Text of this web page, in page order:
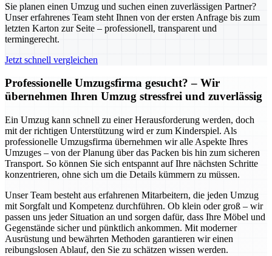
Sie planen einen Umzug und suchen einen zuverlässigen Partner?
Unser erfahrenes Team steht Ihnen von der ersten Anfrage bis zum
letzten Karton zur Seite – professionell, transparent und
termingerecht.
Jetzt schnell vergleichen
Professionelle Umzugsfirma gesucht? – Wir
übernehmen Ihren Umzug stressfrei und zuverlässig
Ein Umzug kann schnell zu einer Herausforderung werden, doch
mit der richtigen Unterstützung wird er zum Kinderspiel. Als
professionelle Umzugsfirma übernehmen wir alle Aspekte Ihres
Umzuges – von der Planung über das Packen bis hin zum sicheren
Transport. So können Sie sich entspannt auf Ihre nächsten Schritte
konzentrieren, ohne sich um die Details kümmern zu müssen.
Unser Team besteht aus erfahrenen Mitarbeitern, die jeden Umzug
mit Sorgfalt und Kompetenz durchführen. Ob klein oder groß – wir
passen uns jeder Situation an und sorgen dafür, dass Ihre Möbel und
Gegenstände sicher und pünktlich ankommen. Mit moderner
Ausrüstung und bewährten Methoden garantieren wir einen
reibungslosen Ablauf, den Sie zu schätzen wissen werden.